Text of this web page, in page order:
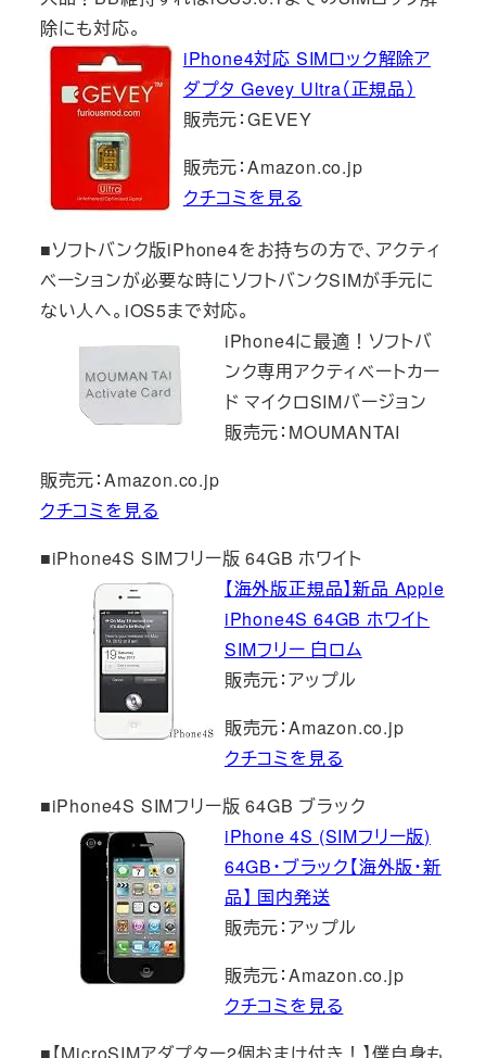
除にも対応。
iPhone4対応 SIMロック解除ア
ダプタ Gevey Ultra（正規品）
販売元：GEVEY
販売元：Amazon.co.jp
クチコミを見る
■ソフトバンク版iPhone4をお持ちの方で、アクティ
ベーションが必要な時にソフトバンクSIMが手元に
ない人へ。iOS5まで対応。
iPhone4に最適！ソフトバ
ンク専用アクティベートカー
ド マイクロSIMバージョン
販売元：MOUMANTAI
販売元：Amazon.co.jp
クチコミを見る
■iPhone4S SIMフリー版 64GB ホワイト
【海外版正規品】新品 Apple
iPhone4S 64GB ホワイト
SIMフリー 白ロム
販売元：アップル
販売元：Amazon.co.jp
クチコミを見る
■iPhone4S SIMフリー版 64GB ブラック
iPhone 4S (SIMフリー版)
64GB・ブラック【海外版・新
品】 国内発送
販売元：アップル
販売元：Amazon.co.jp
クチコミを見る
■【MicroSIMアダプター2個おまけ付き！】僕自身も